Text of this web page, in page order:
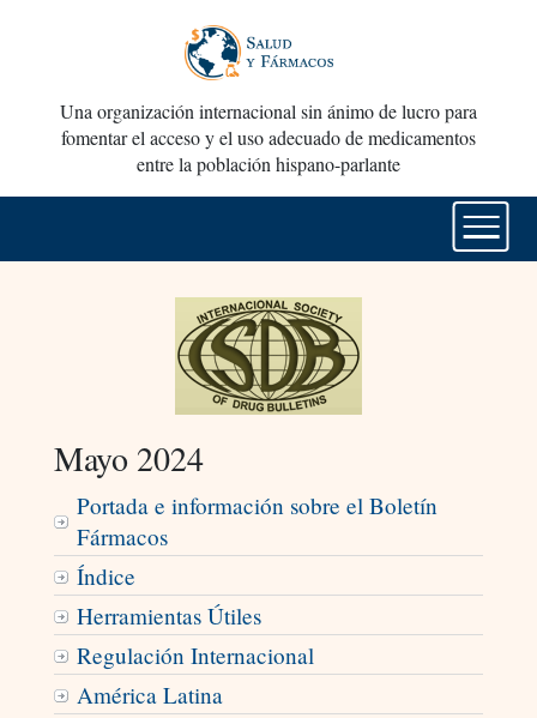
Una organización internacional sin ánimo de lucro para
fomentar el acceso y el uso adecuado de medicamentos
entre la población hispano-parlante
Mayo 2024
Portada e información sobre el Boletín
Fármacos
Índice
Herramientas Útiles
Regulación Internacional
América Latina